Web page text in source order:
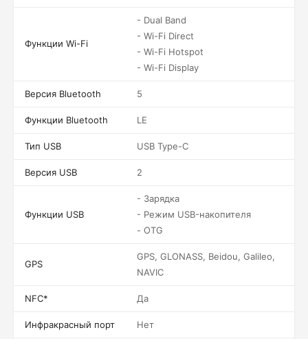
Функции Wi-Fi
- Dual Band
- Wi-Fi Direct
- Wi-Fi Hotspot
- Wi-Fi Display
Версия Bluetooth 5
Функции Bluetooth LE
Тип USB USB Type-C
Версия USB 2
Функции USB
- Зарядка
- Режим USB-накопителя
- OTG
GPS
GPS, GLONASS, Beidou, Galileo,
NAVIC
NFC* Да
Инфракрасный порт Нет